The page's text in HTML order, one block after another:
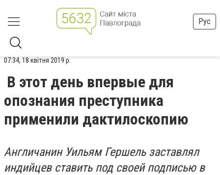
Рус
07:34, 18 квітня 2019 р.
В этот день впервые для
опознания преступника
применили дактилоскопию
Англичанин Уильям Гершель заставлял
индийцев ставить под своей подписью в